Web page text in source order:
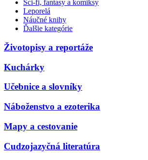
Sci-fi, fantasy a komiksy
Leporelá
Náučné knihy
Ďalšie kategórie
Životopisy a reportáže
Kuchárky
Učebnice a slovníky
Náboženstvo a ezoterika
Mapy a cestovanie
Cudzojazyčná literatúra